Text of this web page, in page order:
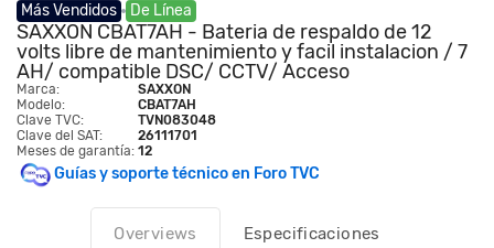
Más Vendidos De Línea
SAXXON CBAT7AH - Bateria de respaldo de 12
volts libre de mantenimiento y facil instalacion / 7
AH/ compatible DSC/ CCTV/ Acceso
Marca:
SAXXON
Modelo:
CBAT7AH
Clave TVC:
TVN083048
Clave del SAT:
26111701
Meses de garantía: 12
Guías y soporte técnico en Foro TVC
Overviews Especificaciones